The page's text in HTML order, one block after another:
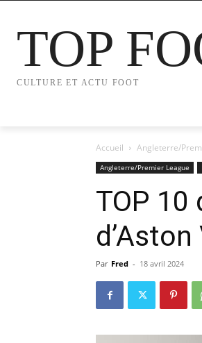
TOP
CULTURE ET ACTU FOOT
Accueil Angleterre/
Angleterre/Premier League
TOP
d’Aston
Par Fred - 18 avril 2024